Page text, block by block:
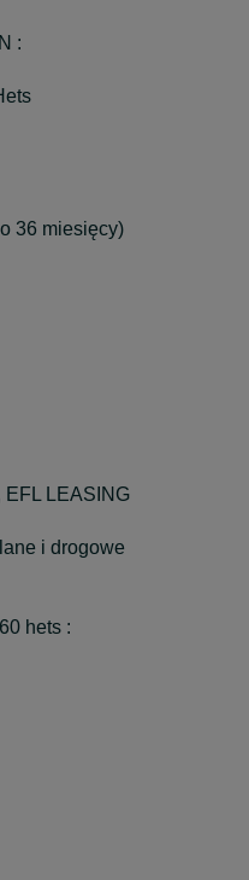
:
36 miesięcy)
EFL LEASING
i drogowe
hets :